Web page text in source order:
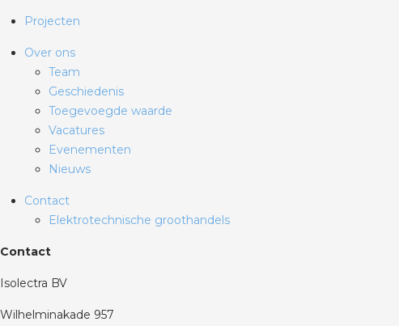
Projecten
Over ons
Team
Geschiedenis
Toegevoegde waarde
Vacatures
Evenementen
Nieuws
Contact
Elektrotechnische groothandels
Contact
Isolectra BV
Wilhelminakade 957